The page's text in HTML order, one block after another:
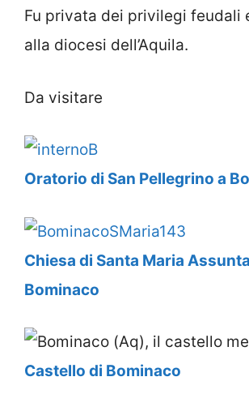
Fu privata dei privilegi feudali
alla diocesi dell’Aquila.
Da visitare
Oratorio di San Pellegrino a
Chiesa di Santa Maria
Bominaco
Castello di Bominaco